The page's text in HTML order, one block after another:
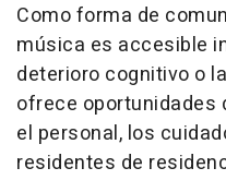
Como forma de
música es accesible
deterioro cognitivo o
ofrece oportunidades
el personal, los
residentes de